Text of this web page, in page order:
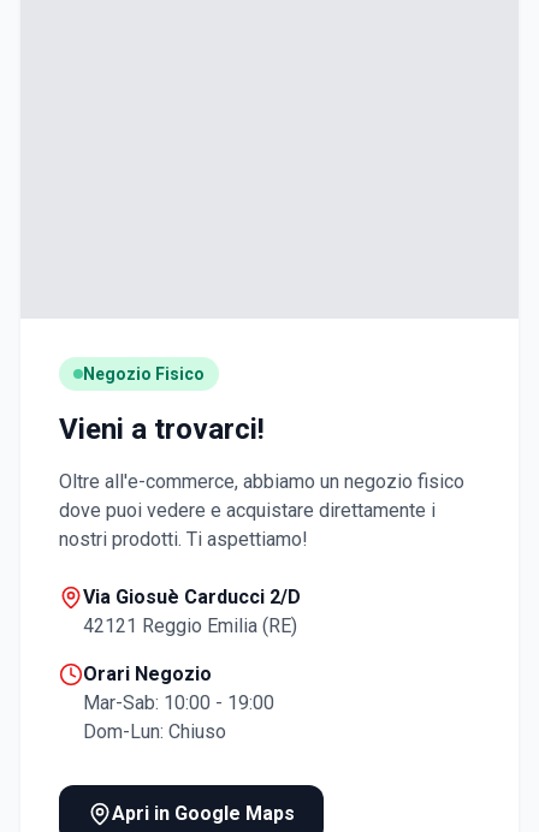
Negozio Fisico
Vieni a trovarci!
Oltre all'e-commerce, abbiamo un negozio fisico
dove puoi vedere e acquistare direttamente i
nostri prodotti. Ti aspettiamo!
Via Giosuè Carducci 2/D
42121 Reggio Emilia (RE)
Orari Negozio
Mar-Sab: 10:00 - 19:00
Dom-Lun: Chiuso
Apri in Google Maps